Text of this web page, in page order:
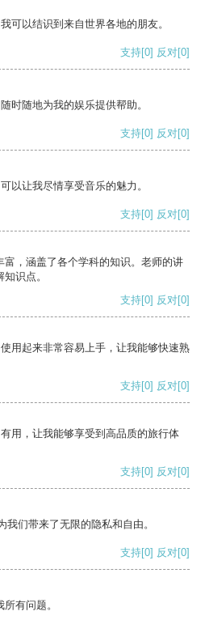
可以结识到来自世界各地的朋友。
支持[0] 反对[0]
时随地为我的娱乐提供帮助。
支持[0] 反对[0]
以让我尽情享受音乐的魅力。
支持[0] 反对[0]
，涵盖了各个学科的知识。老师的讲
识点。
支持[0] 反对[0]
用起来非常容易上手，让我能够快速熟
支持[0] 反对[0]
用，让我能够享受到高品质的旅行体
支持[0] 反对[0]
们带来了无限的隐私和自由。
支持[0] 反对[0]
有问题。